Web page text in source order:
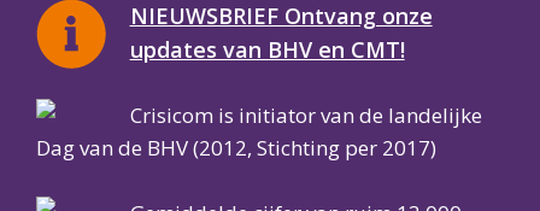
NIEUWSBRIEF Ontvang onze
updates van BHV en CMT!
Crisicom is initiator van de landelijke
Dag van de BHV (2012, Stichting per 2017)